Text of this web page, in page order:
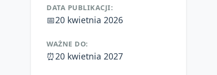
DATA PUBLIKACJI:
📅20 kwietnia 2026
WAŻNE DO:
⏰20 kwietnia 2027